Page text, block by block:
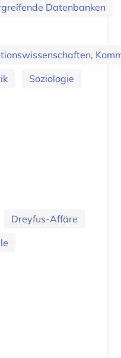
Datenbanken
Soziologie
Dreyfus-Affäre